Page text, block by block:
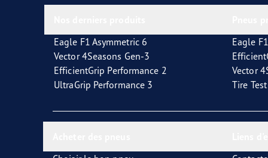
Eagle F1 Asymmetric 6
Vector 4Seasons Gen-3
EfficientGrip Performance 2
UltraGrip Performance 3
Eagle
Vector
Tire